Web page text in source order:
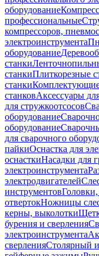
оборудование
профессиональные
компрессоров,
электроинструмента
оборудование
станки
станкиПлиткорезные
станкиКомплектующие
станковАксессуары
для стружкоотсосов
оборудование
оборудование
для сварочного
пайкиОснастка для
оснасткиНасадки для
электроинструмента
электродвигателей
инструментов
отвертокНожницы
керны, выколотки
бурения и сверления
электроинструмента
сверленияСтолярный